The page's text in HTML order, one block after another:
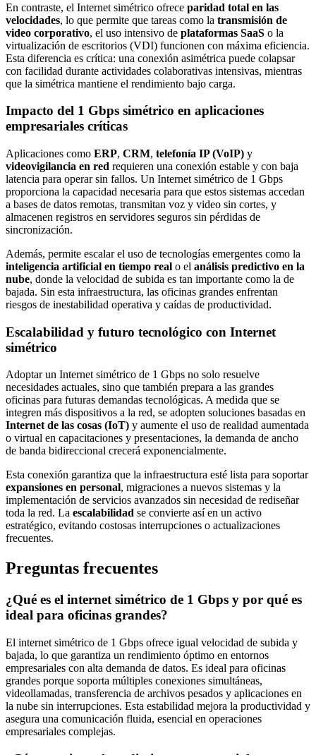
En contraste, el Internet simétrico ofrece paridad total en las
velocidades, lo que permite que tareas como la transmisión de
video corporativo, el uso intensivo de plataformas SaaS o la
virtualización de escritorios (VDI) funcionen con máxima eficiencia.
Esta diferencia es crítica: una conexión asimétrica puede colapsar
con facilidad durante actividades colaborativas intensivas, mientras
que la simétrica mantiene el rendimiento bajo carga.
Impacto del 1 Gbps simétrico en aplicaciones
empresariales críticas
Aplicaciones como ERP, CRM, telefonía IP (VoIP) y
videovigilancia en red requieren una conexión estable y con baja
latencia para operar sin fallos. Un Internet simétrico de 1 Gbps
proporciona la capacidad necesaria para que estos sistemas accedan
a bases de datos remotas, transmitan voz y video sin cortes, y
almacenen registros en servidores seguros sin pérdidas de
sincronización.
Además, permite escalar el uso de tecnologías emergentes como la
inteligencia artificial en tiempo real o el análisis predictivo en la
nube, donde la velocidad de subida es tan importante como la de
bajada. Sin esta infraestructura, las oficinas grandes enfrentan
riesgos de inestabilidad operativa y caídas de productividad.
Escalabilidad y futuro tecnológico con Internet
simétrico
Adoptar un Internet simétrico de 1 Gbps no solo resuelve
necesidades actuales, sino que también prepara a las grandes
oficinas para futuras demandas tecnológicas. A medida que se
integren más dispositivos a la red, se adopten soluciones basadas en
Internet de las cosas (IoT) y aumente el uso de realidad aumentada
o virtual en capacitaciones y presentaciones, la demanda de ancho
de banda bidireccional crecerá exponencialmente.
Esta conexión garantiza que la infraestructura esté lista para soportar
expansiones en personal, migraciones a nuevos sistemas y la
implementación de servicios avanzados sin necesidad de rediseñar
toda la red. La escalabilidad se convierte así en un activo
estratégico, evitando costosas interrupciones o actualizaciones
frecuentes.
Preguntas frecuentes
¿Qué es el internet simétrico de 1 Gbps y por qué es
ideal para oficinas grandes?
El internet simétrico de 1 Gbps ofrece igual velocidad de subida y
bajada, lo que garantiza un rendimiento óptimo en entornos
empresariales con alta demanda de datos. Es ideal para oficinas
grandes porque soporta múltiples conexiones simultáneas,
videollamadas, transferencia de archivos pesados y aplicaciones en
la nube sin interrupciones. Esta estabilidad mejora la productividad y
asegura una comunicación fluida, esencial en operaciones
empresariales complejas.